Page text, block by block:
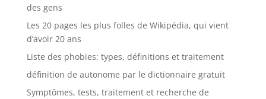
des gens
Les 20 pages les plus folles de Wikipédia, qui vient
d’avoir 20 ans
Liste des phobies: types, définitions et traitement
définition de autonome par le dictionnaire gratuit
Symptômes, tests, traitement et recherche de